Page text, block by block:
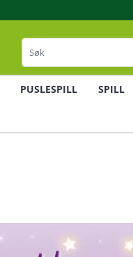
PUSLESPILL SPILL